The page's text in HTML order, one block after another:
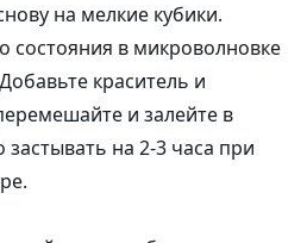
на мелкие кубики.
состояния в микроволновке
краситель и
и залейте в
на 2-3 часа при